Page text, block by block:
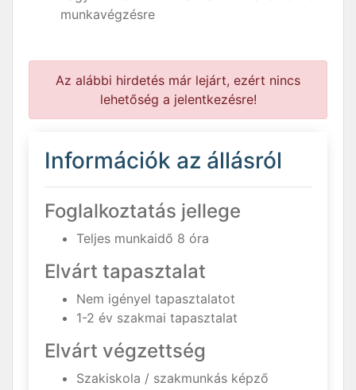
munkavégzésre
Az alábbi hirdetés már lejárt, ezért nincs
lehetőség a jelentkezésre!
Információk az állásról
Foglalkoztatás jellege
Teljes munkaidő 8 óra
Elvárt tapasztalat
Nem igényel tapasztalatot
1-2 év szakmai tapasztalat
Elvárt végzettség
Szakiskola / szakmunkás képző